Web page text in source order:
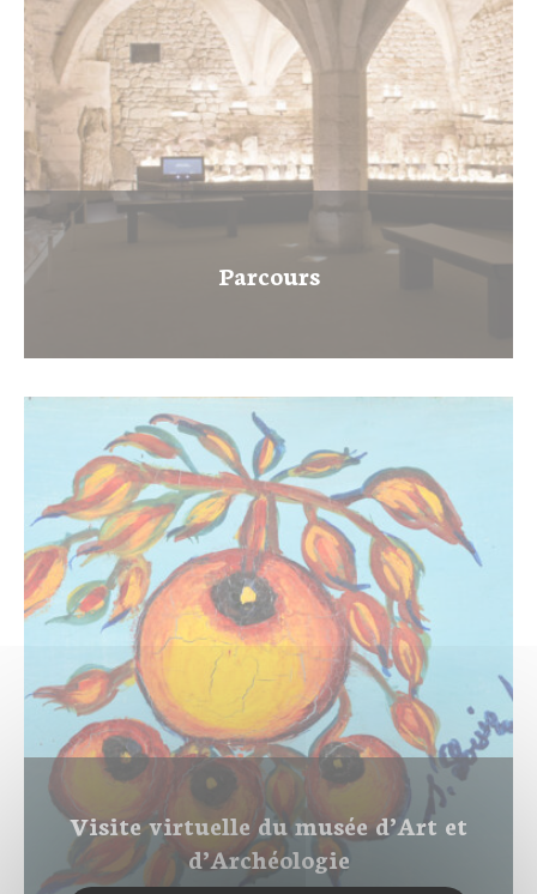
Parcours
Visite virtuelle du musée d’Art et
d’Archéologie